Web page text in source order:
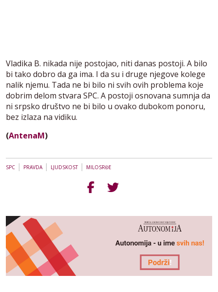
Vladika B. nikada nije postojao, niti danas postoji. A bilo
bi tako dobro da ga ima. I da su i druge njegove kolege
nalik njemu. Tada ne bi bilo ni svih ovih problema koje
dobrim delom stvara SPC. A postoji osnovana sumnja da
ni srpsko društvo ne bi bilo u ovako dubokom ponoru,
bez izlaza na vidiku.
(AntenaM)
SPC | PRAVDA| LJUDSKOST| MILOSRĐE